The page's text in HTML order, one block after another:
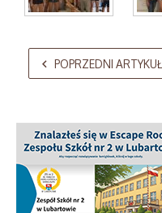
AdmirorGallery 5.2.0, author/sVasiljevski
POPRZEDNI ARTYKUŁ